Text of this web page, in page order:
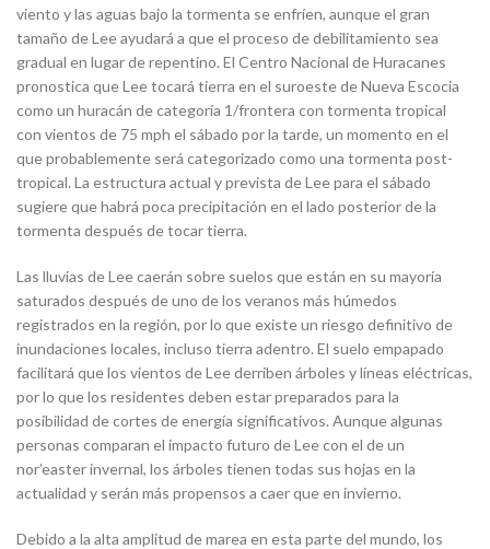
viento y las aguas bajo la tormenta se enfríen, aunque el gran
tamaño de Lee ayudará a que el proceso de debilitamiento sea
gradual en lugar de repentino. El Centro Nacional de Huracanes
pronostica que Lee tocará tierra en el suroeste de Nueva Escocia
como un huracán de categoría 1/frontera con tormenta tropical
con vientos de 75 mph el sábado por la tarde, un momento en el
que probablemente será categorizado como una tormenta post-
tropical. La estructura actual y prevista de Lee para el sábado
sugiere que habrá poca precipitación en el lado posterior de la
tormenta después de tocar tierra.
Las lluvias de Lee caerán sobre suelos que están en su mayoría
saturados después de uno de los veranos más húmedos
registrados en la región, por lo que existe un riesgo definitivo de
inundaciones locales, incluso tierra adentro. El suelo empapado
facilitará que los vientos de Lee derriben árboles y líneas eléctricas,
por lo que los residentes deben estar preparados para la
posibilidad de cortes de energía significativos. Aunque algunas
personas comparan el impacto futuro de Lee con el de un
nor’easter invernal, los árboles tienen todas sus hojas en la
actualidad y serán más propensos a caer que en invierno.
Debido a la alta amplitud de marea en esta parte del mundo, los